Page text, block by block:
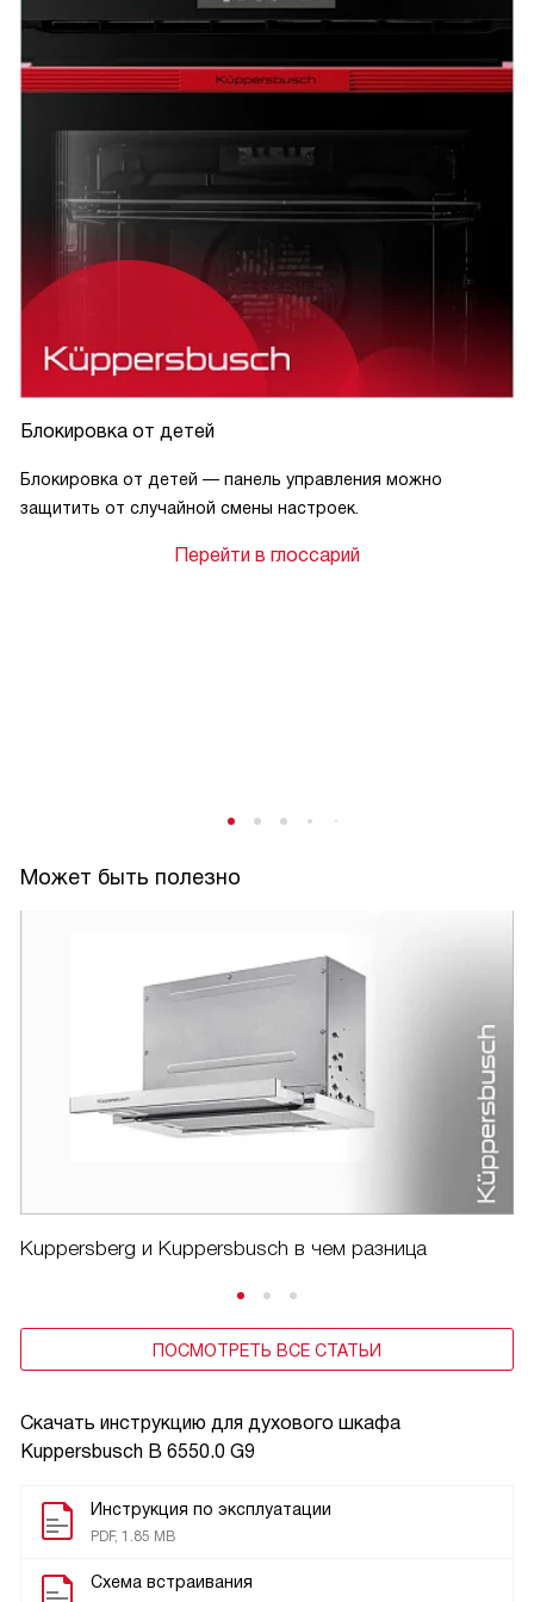
Скачать инструкцию для духового шкафа
Kuppersbusch B 6550.0 G9
Инструкция по эксплуатации
PDF, 1.85 MB
Схема встраивания
Блокировка от детей
Блокировка от детей — панель управления можно
защитить от случайной смены настроек.
Перейти в глоссарий
Может быть полезно
Kuppersberg и Kuppersbusch в чем разница
ПОСМОТРЕТЬ ВСЕ СТАТЬИ